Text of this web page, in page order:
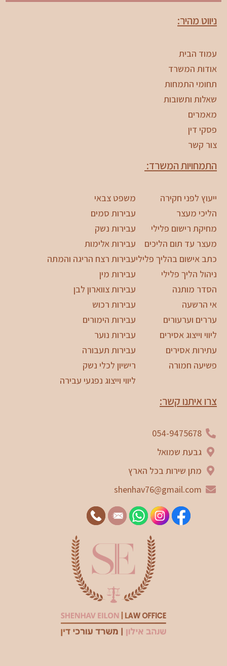
ניווט מהיר:
עמוד הבית
אודות המשרד
תחומי התמחות
שאלות ותשובות
מאמרים
פסקי דין
צור קשר
התמחויות המשרד:
ייעוץ לפני חקירה
הליכי מעצר
מחיקת רישום פלילי
מעצר עד תום הליכים
כתב אישום בהליך פלילי
ניהול הליך פלילי
הסדר מותנה
אי הרשעה
עררים וערעורים
ליווי וייצוג אסירים
עתירות אסירים
פשיעה חמורה
משפט צבאי
עבירות סמים
עבירות נשק
עבירות אלימות
עבירות רצח הריגה והמתה
עבירות מין
עבירות צווארון לבן
עבירות רכוש
עבירות הימורים
עבירות נוער
עבירות תעבורה
רישיון לכלי נשק
ליווי וייצוג נפגעי עבירה
צרו איתנו קשר:
054-9475678
גבעת שמואל
מתן שירות בכל הארץ
shenhav76@gmail.com